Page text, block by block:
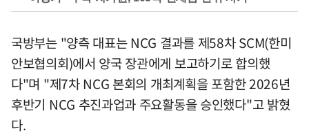
국방부는 "양측 대표는 NCG 결과를 제58차 SCM(한미
안보협의회)에서 양국 장관에게 보고하기로 합의했
다"며 "제7차 NCG 본회의 개최계획을 포함한 2026년
후반기 NCG 추진과업과 주요활동을 승인했다"고 밝혔
다.